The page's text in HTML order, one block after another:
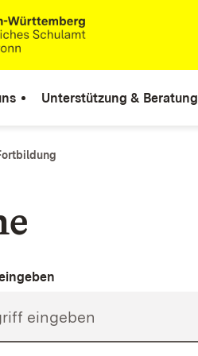
Unterstützung & Beratung